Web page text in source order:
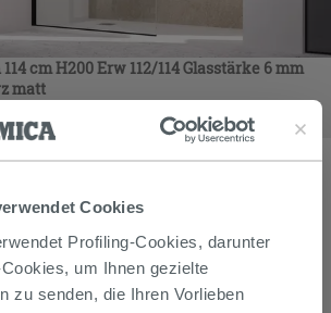
Cookies
Profiling-Cookies, darunter
um Ihnen gezielte
zu senden, die Ihren Vorlieben
cm H200 Erw 112/114 Glasstärke 6 mm
matt